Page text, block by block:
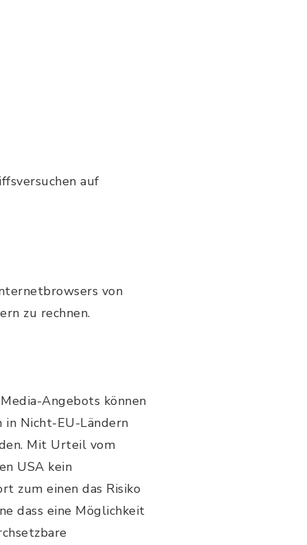
auf
von
zu rechnen.
Angebots können
in Nicht-EU-Ländern
Mit Urteil vom
USA kein
zum einen das Risiko
dass eine Möglichkeit